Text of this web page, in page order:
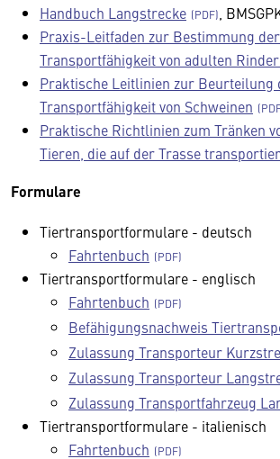
Handbuch Langstrecke
,
Praxis-Leitfaden zur Bestimmung der
Transportfähigkeit von adulten
Praktische Leitlinien zur Beurteilung
Transportfähigkeit von Schweinen
Praktische Richtlinien zum Tränken
Tieren, die auf der Trasse
Formulare
Tiertransportformulare - deutsch
Fahrtenbuch
Tiertransportformulare - englisch
Fahrtenbuch
Befähigungsnachweis
Zulassung Transporteur
Zulassung Transporteur
Zulassung Transportfahrzeug
Tiertransportformulare - italienisch
Fahrtenbuch